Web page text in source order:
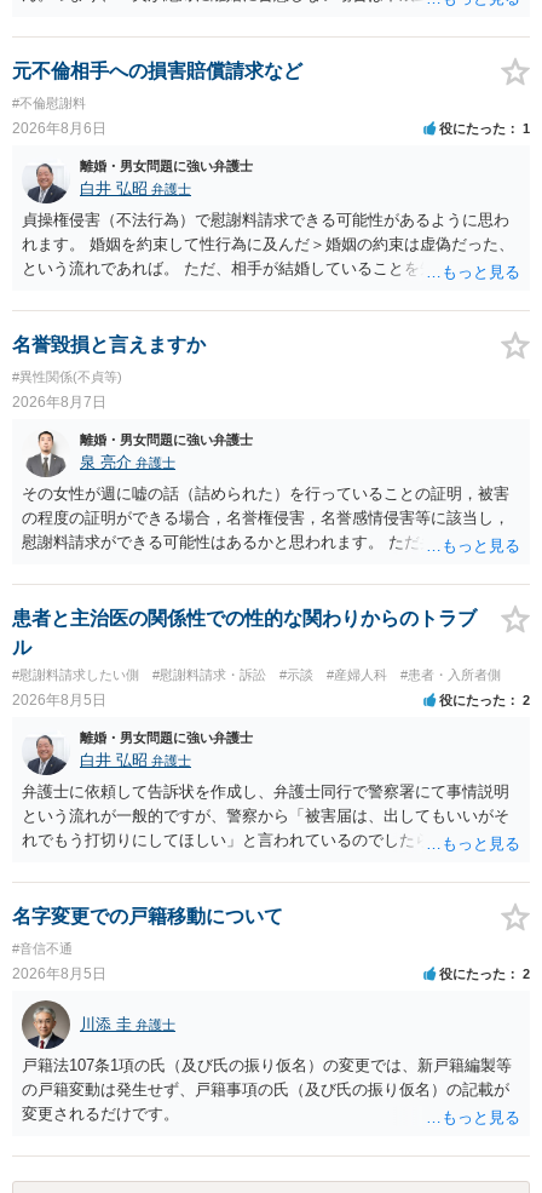
きません。 調停段階での離婚成立を希望するなら、夫が離婚に前向き
になるような条件提示をする等、模索するほかありません（極端な話
をいえば、夫から「この条件なら離婚してもよい」として提示された
条件を全部丸呑みする、という方法しかないかもしれません）。た
だ、離婚訴訟をしたくないという考えを見透かされてしまうと、逆に
足下を見られてしまいますので、注意する必要があります。 夫が離婚
に抵抗する可能性が高いのであれば、むしろ淡々と調停不成立にして
離婚訴訟で離婚原因を主張し、判決へ持っていく方が近道であること
も少なくありません。見通し等を含め、弁護士へ相談・依頼した方が
よいと思います。
元不倫相手への損害賠償請求など
#不倫慰謝料
2026年8月6日 役にたった 1
離婚・男女問題に強い弁護士
白井 弘昭 弁護士
貞操権侵害（不法行為）で慰謝料請求できる可能性があるように思わ
れます。 婚姻を約束して性行為に及んだ＞婚姻の約束は虚偽だった、
という流れであれば。 ただ、相手が結婚していることを知って行為に
性も認められそうですので、あまり慰謝料は高額にならないように思
われます。 一度、最寄りの弁護士に相談してみてください。
名誉毀損と言えますか
#異性関係(不貞等)
2026年8月7日
離婚・男女問題に強い弁護士
泉 亮介 弁護士
その女性が週に嘘の話（詰められた）を行っていることの証明，被害
の程度の証明ができる場合，名誉権侵害，名誉感情侵害等に該当し，
慰謝料請求ができる可能性はあるかと思われます。 ただ弁護士費用を
た方が良いでしょう。
患者と主治医の関係性での性的な関わりからのトラブ
ル
#慰謝料請求したい側 #慰謝料請求・訴訟 #示談 #産婦人科 #患者・入所者側
2026年8月5日 役にたった 2
離婚・男女問題に強い弁護士
白井 弘昭 弁護士
弁護士に依頼して告訴状を作成し、弁護士同行で警察署にて事情説明
という流れが一般的ですが、警察から「被害届は、出してもいいがそ
れでもう打切りにしてほしい」と言われているのでしたら、あまり結
検察庁に訴えるのもありかもしれないですが、実際に捜査をするの
は、結局所轄だと思われますので、やはり結論は変わらないかもしれ
ないです。 一度、最寄りの「刑事に強い」とうたっている弁護士に相
談してみてはいかがでしょうか。 以上、ご参考まで。
名字変更での戸籍移動について
#音信不通
2026年8月5日 役にたった 2
川添 圭 弁護士
戸籍法107条1項の氏（及び氏の振り仮名）の変更では、新戸籍編製等
の戸籍変動は発生せず、戸籍事項の氏（及び氏の振り仮名）の記載が
変更されるだけです。